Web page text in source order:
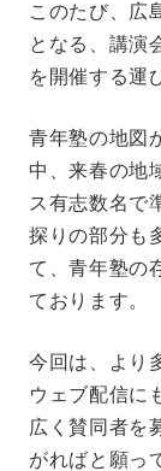
このたび、広
となる、講演
を開催する運
青年塾の地図
中、来春の地
ス有志数名で
探りの部分も
て、青年塾の
ております。
今回は、より
ウェブ配信に
広く賛同者を
がればと願っ